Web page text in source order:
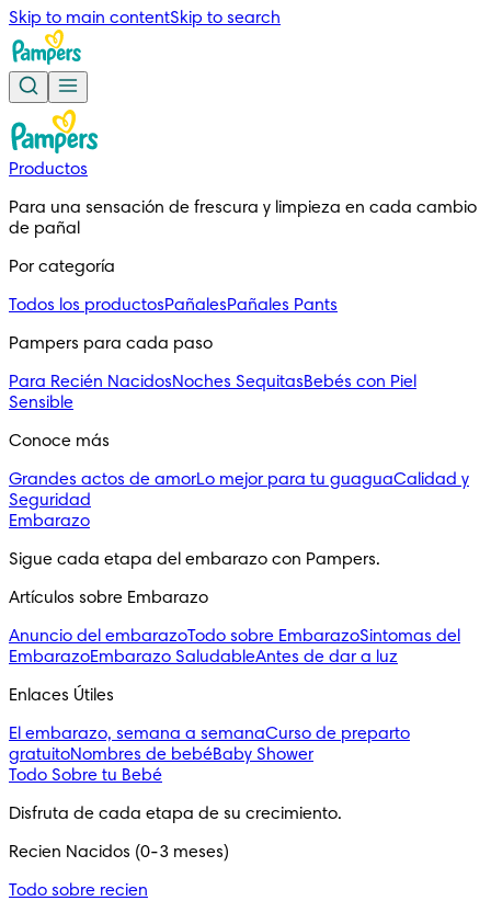
Skip to main contentSkip to search
Productos
Para una sensación de frescura y limpieza en cada cambio
de pañal
Por categoría
Todos los productosPañalesPañales Pants
Pampers para cada paso
Para Recién NacidosNoches SequitasBebés con Piel
Sensible
Conoce más
Grandes actos de amorLo mejor para tu guaguaCalidad y
Seguridad
Embarazo
Sigue cada etapa del embarazo con Pampers.
Artículos sobre Embarazo
Anuncio del embarazoTodo sobre EmbarazoSintomas del
EmbarazoEmbarazo SaludableAntes de dar a luz
Enlaces Útiles
El embarazo, semana a semanaCurso de preparto
gratuitoNombres de bebéBaby Shower
Todo Sobre tu Bebé
Disfruta de cada etapa de su crecimiento.
Recien Nacidos (0-3 meses)
Todo sobre recien